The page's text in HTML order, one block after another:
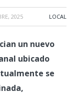
2025 LOCAL
un nuevo
ubicado
se